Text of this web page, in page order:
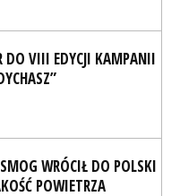
DO VIII EDYCJI KAMPANII
WRÓCIŁ DO POLSKI
POWIETRZA